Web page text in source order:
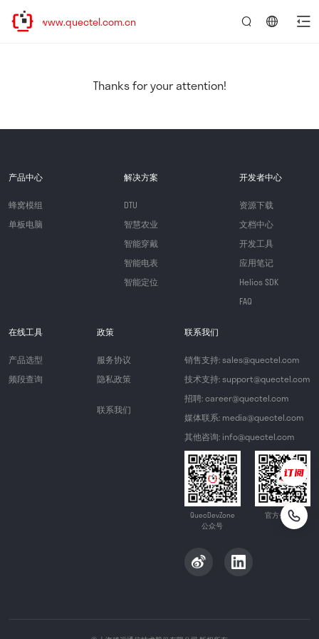
https://www.quectel.com.cn
Thanks for your attention!
产品中心
蜂窝模组
单板电脑
解决方案
DTU
智慧农业
智能穿戴
智能电表
智能定位
开发者中心
资源下载
文档中心
开发工具
应用笔记
Helios SDK
FAQ
在线工具
产品选型
频段查询
政策
服务协议
隐私政策
联系我们
联系我们
销售支持: sales@quectel.com
技术支持: support@quectel.com
招聘: career@quectel.com
媒体联系: media@quectel.com
其他咨询: info@quectel.com
QuecDevZone
公众号
官方公众号